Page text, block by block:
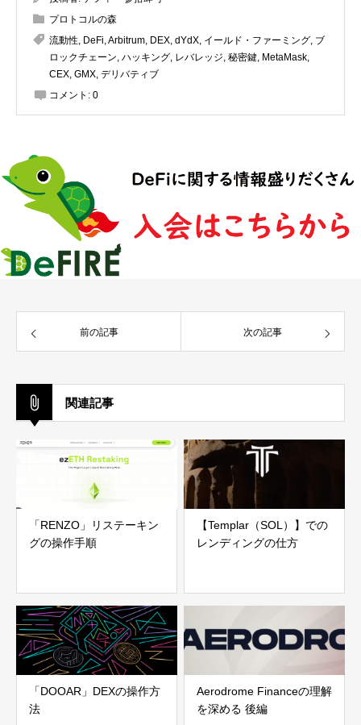
プロトコルの森
流動性, DeFi,Arbitrum, DEX, dYdX, イールド・ファーミング, ブ
ロックチェーン, ハッキング, レバレッジ, 秘密鍵, MetaMask,
CEX, GMX, デリバティブ
コメント: 0
前の記事 次の記事
関連記事
「RENZO」リステーキン
グの操作手順
【Templar（SOL）】での
レンディングの仕方
「DOOAR」DEXの操作方
法
Aerodrome Financeの理解
を深める 後編